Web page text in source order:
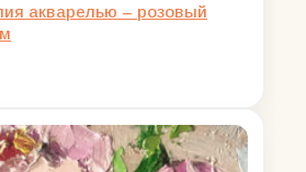
акварелью – розовый